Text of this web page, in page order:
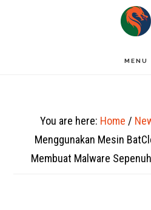
MENU
You are here: Home /
Menggunakan Mesin
Membuat Malware